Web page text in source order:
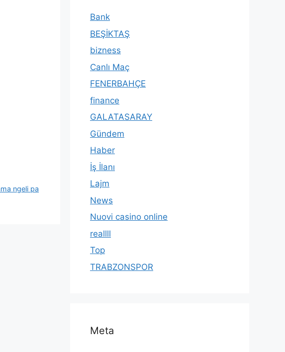
ngeli pa
Bank
BEŞİKTAŞ
bizness
Canlı Maç
FENERBAHÇE
finance
GALATASARAY
Gündem
Haber
İş İlanı
Lajm
News
Nuovi casino online
reallll
Top
TRABZONSPOR
Meta